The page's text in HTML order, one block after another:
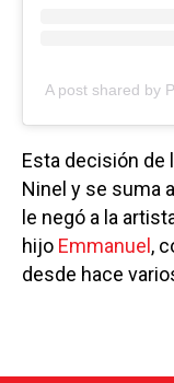
A post shared by
Esta decisión de
Ninel y se suma
le negó a la
hijo Emmanuel ,
desde hace